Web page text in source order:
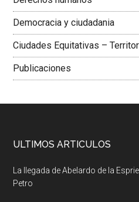
Democracia y ciudadania
Ciudades Equitativas –
Publicaciones
ULTIMOS ARTICULOS
La llegada de Abelardo de la
Petro